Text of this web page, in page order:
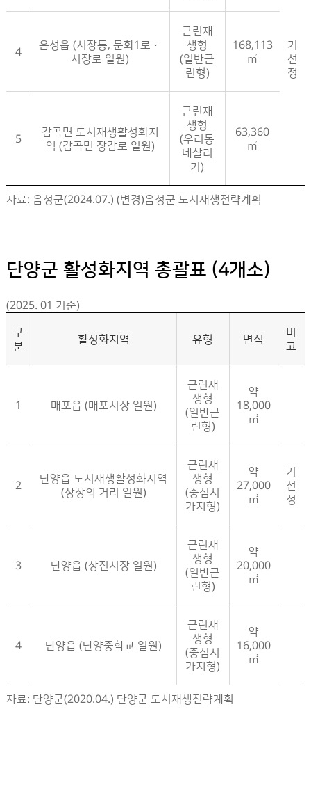
음성군 활성화지역 지정현황- 구분, 활성화지역, 유형, 면적, 비고 정보제공
기
선
정
4
음성읍 (시장통, 문화1로·
시장로 일원)
근린재
생형
(일반근
린형)
168,113
㎡
5
감곡면 도시재생활성화지
역 (감곡면 장감로 일원)
근린재
생형
(우리동
네살리
기)
63,360
㎡
자료: 음성군(2024.07.) (변경)음성군 도시재생전략계획
단양군 활성화지역 총괄표 (4개소)
(2025. 01 기준)
단양군 활성화지역 지정현황- 구분, 활성화지역, 유형, 면적, 비고 정보제공
구
분
활성화지역 유형 면적
비
고
1 매포읍 (매포시장 일원)
근린재
생형
(일반근
린형)
약
18,000
㎡
2
단양읍 도시재생활성화지역
(상상의 거리 일원)
근린재
생형
(중심시
가지형)
약
27,000
㎡
기
선
정
3 단양읍 (상진시장 일원)
근린재
생형
(일반근
린형)
약
20,000
㎡
4 단양읍 (단양중학교 일원)
근린재
생형
(중심시
가지형)
약
16,000
㎡
자료: 단양군(2020.04.) 단양군 도시재생전략계획